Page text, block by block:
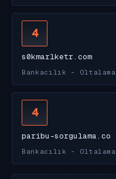
4
s0kmarlketr.com
Bankacılık - Oltalama
4
paribu-sorgulama.co
Bankacılık - Oltalama